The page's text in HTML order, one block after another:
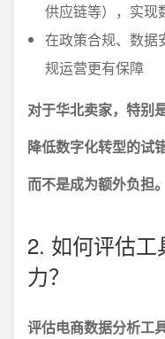
供应链等），实现
在政策合规、数据
规运营更有保障
对于华北卖家，特别
降低数字化转型的试
而不是成为额外负担。
2. 如何评估
力？
评估电商数据分析工